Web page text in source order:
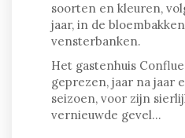
soorten en kleuren,
jaar, in de
vensterbanken.
Het gastenhuis
geprezen, jaar na jaar
seizoen, voor zijn
vernieuwde gevel…